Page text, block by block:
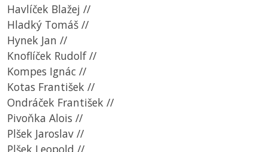
Havlíček Blažej //
Hladký Tomáš //
Hynek Jan //
Knoflíček Rudolf //
Kompes Ignác //
Kotas František //
Ondráček František //
Pivoňka Alois //
Plšek Jaroslav //